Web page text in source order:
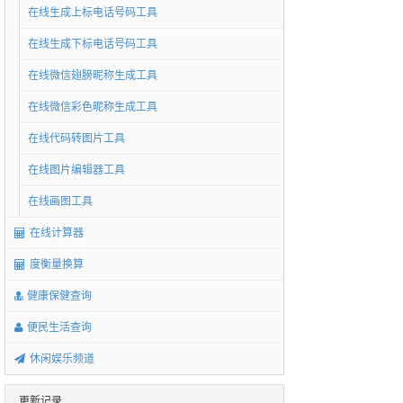
在线生成上标电话号码工具
在线生成下标电话号码工具
在线微信翅膀昵称生成工具
在线微信彩色昵称生成工具
在线代码转图片工具
在线图片编辑器工具
在线画图工具
在线计算器
度衡量换算
健康保健查询
便民生活查询
休闲娱乐频道